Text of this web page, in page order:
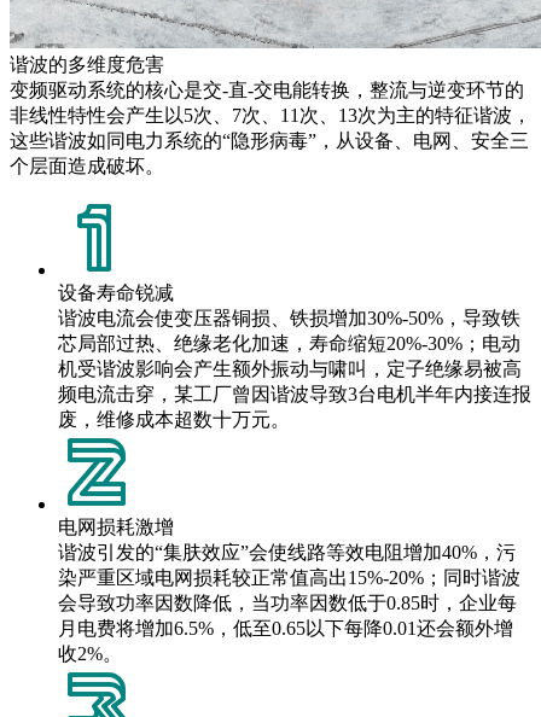
谐波的多维度危害
变频驱动系统的核心是交-直-交电能转换，整流与逆变环节的
非线性特性会产生以5次、7次、11次、13次为主的特征谐波，
这些谐波如同电力系统的“隐形病毒”，从设备、电网、安全三
个层面造成破坏。
设备寿命锐减
谐波电流会使变压器铜损、铁损增加30%-50%，导致铁
芯局部过热、绝缘老化加速，寿命缩短20%-30%；电动
机受谐波影响会产生额外振动与啸叫，定子绝缘易被高
频电流击穿，某工厂曾因谐波导致3台电机半年内接连报
废，维修成本超数十万元。
电网损耗激增
谐波引发的“集肤效应”会使线路等效电阻增加40%，污
染严重区域电网损耗较正常值高出15%-20%；同时谐波
会导致功率因数降低，当功率因数低于0.85时，企业每
月电费将增加6.5%，低至0.65以下每降0.01还会额外增
收2%。